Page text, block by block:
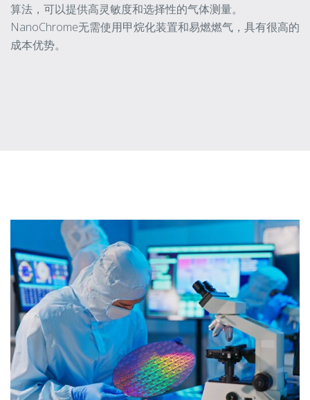
算法，可以提供高灵敏度和选择性的气体测量。
NanoChrome无需使用甲烷化装置和易燃燃气，具有很高的
成本优势。